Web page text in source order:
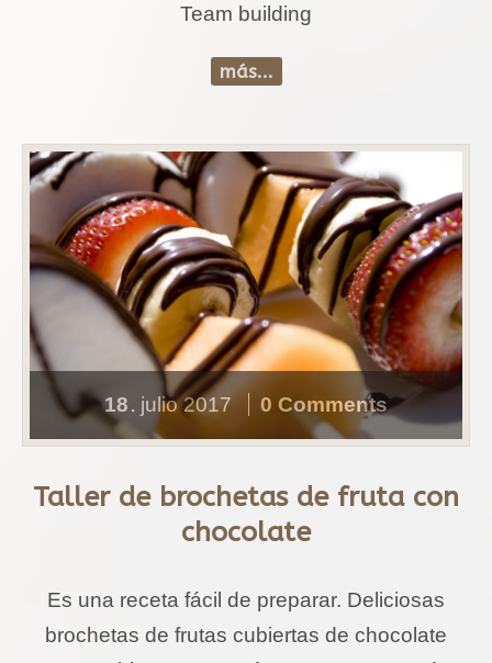
Team building
más...
Taller de brochetas de fruta con
chocolate
18 . julio2017 0 Comments
Es una receta fácil de preparar. Deliciosas
brochetas de frutas cubiertas de chocolate